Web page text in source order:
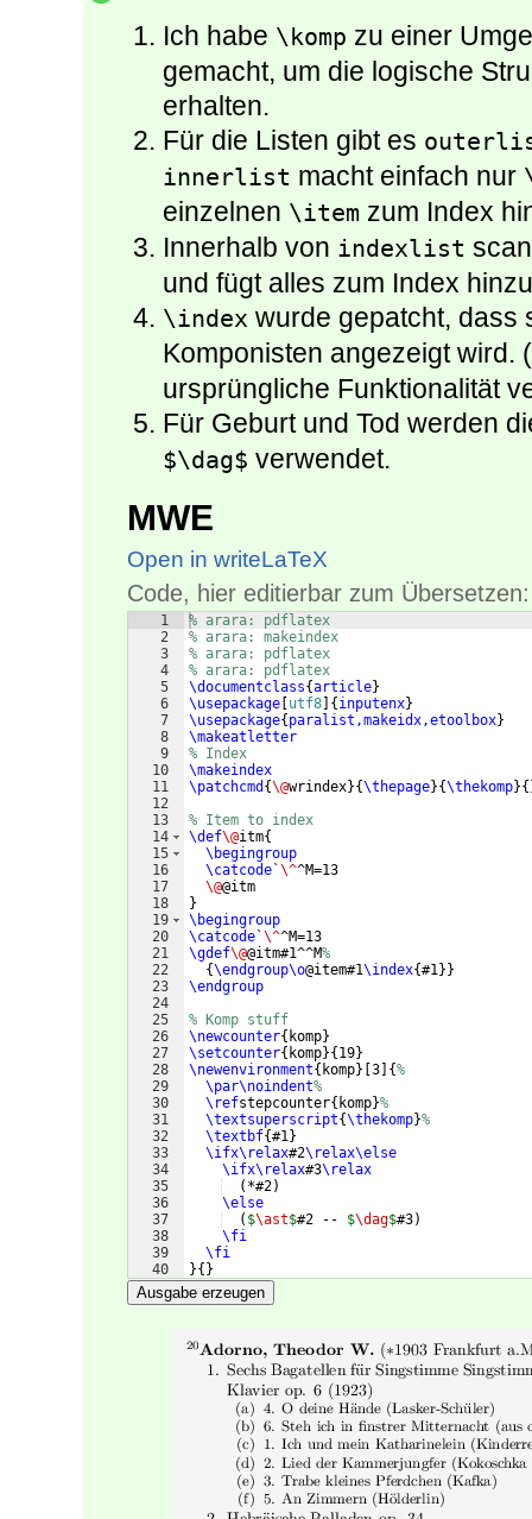
Ich habe \komp zu einer
gemacht, um die logische
erhalten.
Für die Listen gibt es
innerlist macht einfach nur
einzelnen \item zum Index
Innerhalb von indexlist
und fügt alles zum Index
\index wurde gepatcht, dass
Komponisten angezeigt wird.
ursprüngliche Funktionalität
Für Geburt und Tod werden
$\dag$ verwendet.
MWE
Open in writeLaTeX
Code, hier editierbar zum Übersetzen:
1
2
3
4
5
6
7
8
9
10
11
12
13
14
15
16
17
18
19
20
21
22
23
24
25
26
27
28
29
30
31
32
33
34
35
36
37
38
39
40
41
% arara: pdflatex
% arara: makeindex
% arara: pdflatex
% arara: pdflatex
\documentclass{article}
\usepackage [utf8] {inputenx}
\usepackage{paralist,makeidx,etoolbox}
\makeatletter
% Index
\makeindex
\patchcmd {\@wrindex}{\thepage}{\thekomp}{
% Item to index
\def\@itm{
\begingroup
\catcode`\^^M=13
\@@itm
}
\begingroup
\catcode`\^^M=13
\gdef\@@itm#1^^M%
{\endgroup\o@item#1\index{#1 }}
\endgroup
% Komp stuff
\newcounter{ komp}
\setcounter{ komp}{19}
\newenvironment{ komp} [3] {%
\par\noindent%
\refstepcounter{ komp}%
\textsuperscript{\thekomp}%
\textbf{#1 }
\ifx\relax#2\relax\else
\ifx\relax#3\relax
( *#2)
\else
( $\ast$#2 -- $\dag$#3)
\fi
\fi
}{}
\newenvironment
Ausgabe erzeugen